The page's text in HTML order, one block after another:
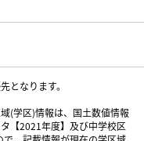
となります。
(学区)情報は、国土数値情報
【2021年度】及び中学校区